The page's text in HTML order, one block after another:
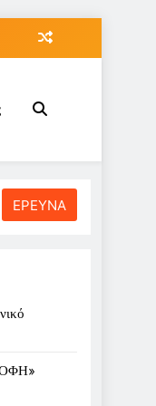
ΕΡΕΥΝΑ
ΟΦΗ»